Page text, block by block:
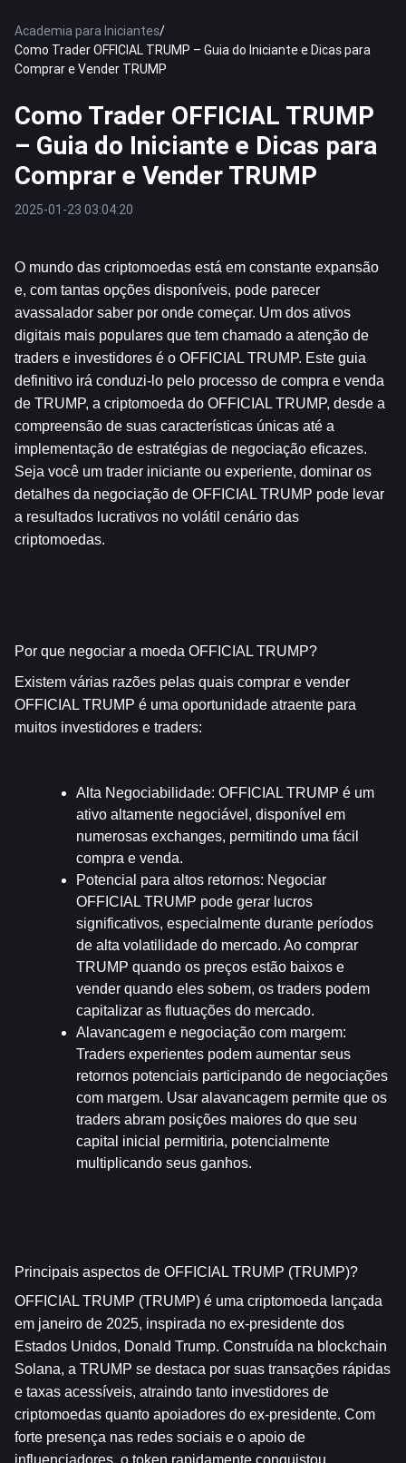
Academia para Iniciantes/
Como Trader OFFICIAL TRUMP – Guia do Iniciante e Dicas para
Comprar e Vender TRUMP
Como Trader OFFICIAL TRUMP
– Guia do Iniciante e Dicas para
Comprar e Vender TRUMP
2025-01-23 03:04:20
O mundo das criptomoedas está em constante expansão
e, com tantas opções disponíveis, pode parecer
avassalador saber por onde começar. Um dos ativos
digitais mais populares que tem chamado a atenção de
traders e investidores é o OFFICIAL TRUMP. Este guia
definitivo irá conduzi-lo pelo processo de compra e venda
de TRUMP, a criptomoeda do OFFICIAL TRUMP, desde a
compreensão de suas características únicas até a
implementação de estratégias de negociação eficazes.
Seja você um trader iniciante ou experiente, dominar os
detalhes da negociação de OFFICIAL TRUMP pode levar
a resultados lucrativos no volátil cenário das
criptomoedas.
Por que negociar a moeda OFFICIAL TRUMP?
Existem várias razões pelas quais comprar e vender
OFFICIAL TRUMP é uma oportunidade atraente para
muitos investidores e traders:
Alta Negociabilidade: OFFICIAL TRUMP é um
ativo altamente negociável, disponível em
numerosas exchanges, permitindo uma fácil
compra e venda.
Potencial para altos retornos: Negociar
OFFICIAL TRUMP pode gerar lucros
significativos, especialmente durante períodos
de alta volatilidade do mercado. Ao comprar
TRUMP quando os preços estão baixos e
vender quando eles sobem, os traders podem
capitalizar as flutuações do mercado.
Alavancagem e negociação com margem:
Traders experientes podem aumentar seus
retornos potenciais participando de negociações
com margem. Usar alavancagem permite que os
traders abram posições maiores do que seu
capital inicial permitiria, potencialmente
multiplicando seus ganhos.
Principais aspectos de OFFICIAL TRUMP (TRUMP)?
OFFICIAL TRUMP (TRUMP) é uma criptomoeda lançada
em janeiro de 2025, inspirada no ex-presidente dos
Estados Unidos, Donald Trump. Construída na blockchain
Solana, a TRUMP se destaca por suas transações rápidas
e taxas acessíveis, atraindo tanto investidores de
criptomoedas quanto apoiadores do ex-presidente. Com
forte presença nas redes sociais e o apoio de
influenciadores, o token rapidamente conquistou